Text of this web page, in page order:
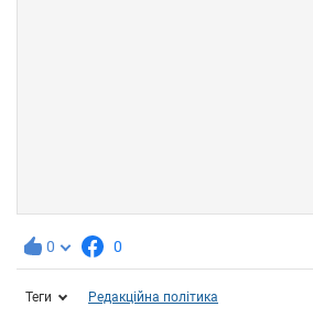
0 0
Теги Редакційна політика